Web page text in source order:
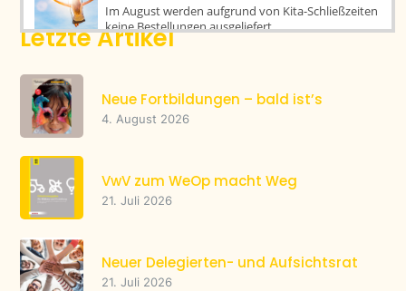
Letzte Artikel
Neue Fortbildungen – bald ist’s
4. August 2026
VwV zum WeOp macht Weg
21. Juli 2026
Neuer Delegierten- und Aufsichtsrat
21. Juli 2026
Im August werden aufgrund von Kita-Schließzeiten
keine Bestellungen ausgeliefert.
anderen Trägern offen
Mitglied werden oder bereits dabei? Hier erfahren
Sie, wie's geht und was es bringt.
Warenkorb
Veranstaltungsprogramm
Fachtag Sprache & MINT am 1. Oktober in
Weingarten